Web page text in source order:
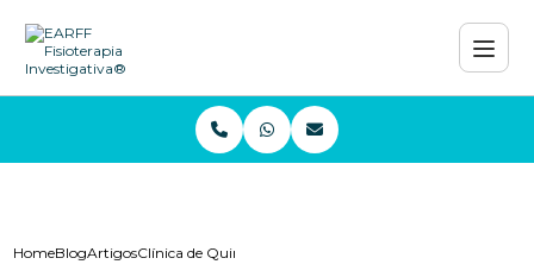
HomeBlogArtigosClínica de Quiropraxia Perto de Mim: Localize Alívio e